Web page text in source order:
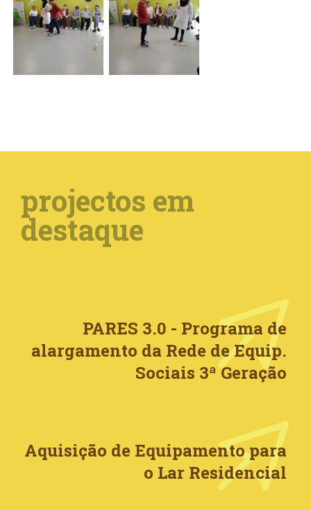
projectos em
destaque
PARES 3.0 - Programa de
alargamento da Rede de Equip.
Sociais 3ª Geração
Aquisição de Equipamento para
o Lar Residencial